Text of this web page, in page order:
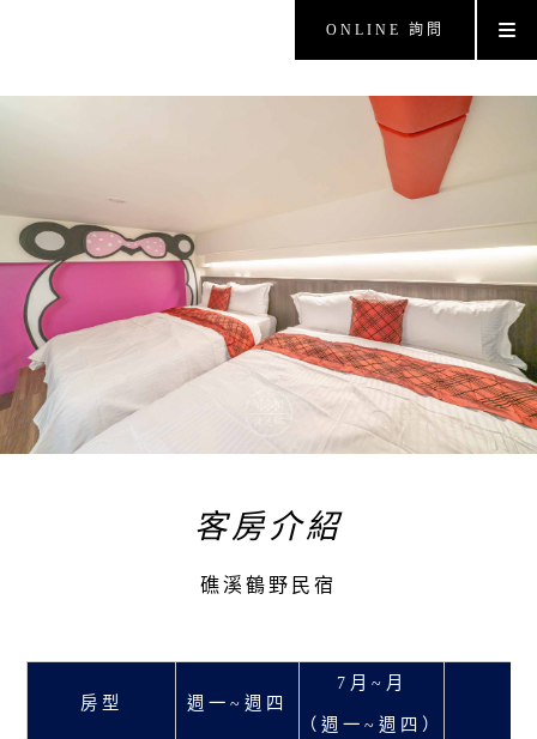
ONLINE 詢問
客房介紹
礁溪鶴野民宿
房型 週一~週四
7月~月
（週一~週四）